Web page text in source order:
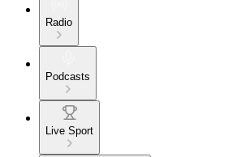
Radio
Podcasts
Live Sport